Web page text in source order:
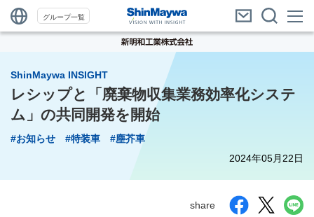
グループ一覧
ShinMaywa INSIGHT
レシップと「廃棄物収集業務効率化システ
ム」の共同開発を開始
#お知らせ #特装車
#塵芥車
2024年05月22日
share